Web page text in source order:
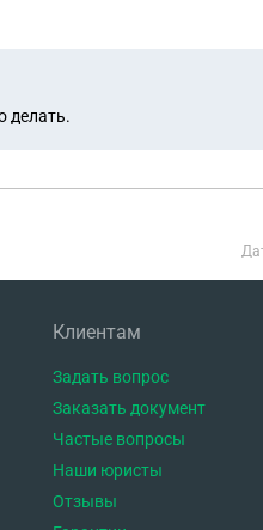
делать.
Клиентам
Задать вопрос
Заказать документ
Частые вопросы
Наши юристы
Отзывы